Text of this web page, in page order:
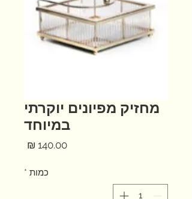
מחזיק מפיונים יוקרתי
במיוחד
כמות *